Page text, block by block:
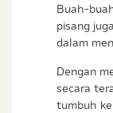
Buah-
pisang
dalam
Dengan
secara
tumbuh